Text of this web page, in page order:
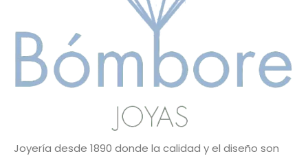
Joyería desde 1890 donde la calidad y el diseño son